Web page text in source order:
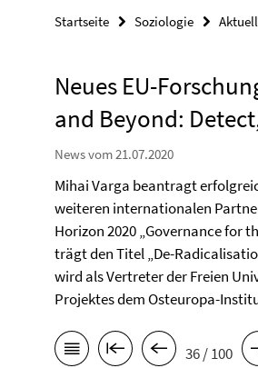
Startseite Soziologie
Neues EU-
and Beyond:
News vom 21.07.2020
Mihai Varga beantragt
weiteren internationalen
Horizon 2020 „Governance for
trägt den Titel „De-
wird als Vertreter der Freien
Projektes dem Osteuropa-
36 / 100